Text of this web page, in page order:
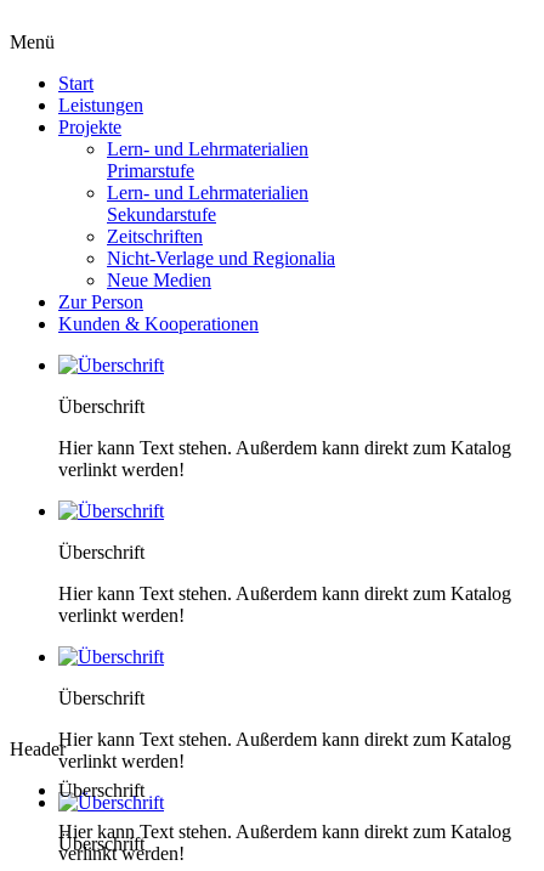
Menü
Start
Leistungen
Projekte
Lern- und Lehrmaterialien
Primarstufe
Lern- und Lehrmaterialien
Sekundarstufe
Zeitschriften
Nicht-Verlage und Regionalia
Neue Medien
Zur Person
Kunden & Kooperationen
Überschrift
Hier kann Text stehen. Außerdem kann direkt zum Katalog
verlinkt werden!
Überschrift
Hier kann Text stehen. Außerdem kann direkt zum Katalog
verlinkt werden!
Überschrift
Hier kann Text stehen. Außerdem kann direkt zum Katalog
verlinkt werden!
Überschrift
Header
Überschrift
Hier kann Text stehen. Außerdem kann direkt zum Katalog
verlinkt werden!